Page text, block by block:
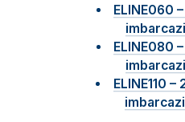
ELINE060
ELINE080
ELINE110 –